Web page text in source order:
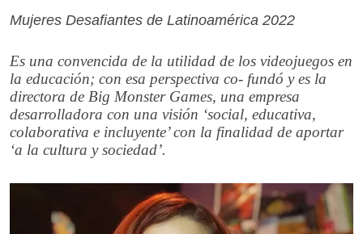
Mujeres Desafiantes de Latinoamérica 2022
Es una convencida de la utilidad de los videojuegos en
la educación; con esa perspectiva co- fundó y es la
directora de Big Monster Games, una empresa
desarrolladora con una visión ‘social, educativa,
colaborativa e incluyente’ con la finalidad de aportar
‘a la cultura y sociedad’.